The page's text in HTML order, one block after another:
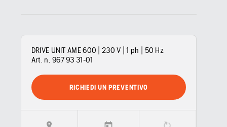
DRIVE UNIT AME 600 | 230 V | 1 ph | 50 Hz
Art. n. 967 93 31‑01
RICHIEDI UN PREVENTIVO